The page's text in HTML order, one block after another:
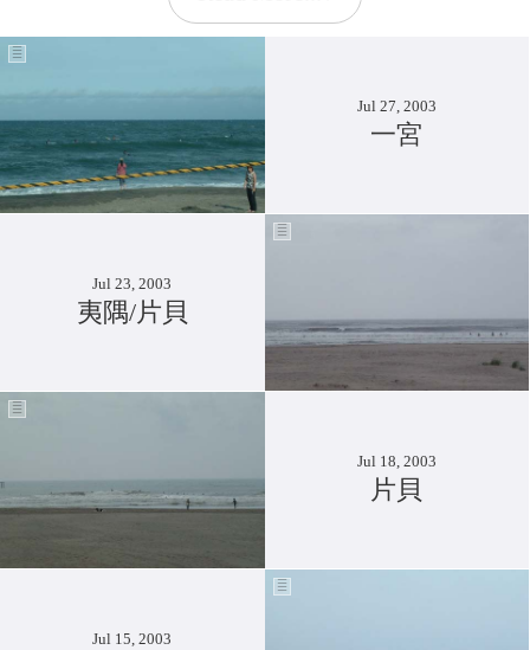
Jul 27, 2003
一宮
Jul 23, 2003
夷隅/片貝
Jul 18, 2003
片貝
Jul 15, 2003